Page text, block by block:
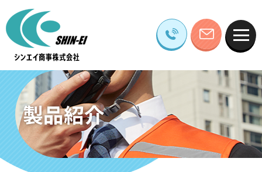
製品紹介